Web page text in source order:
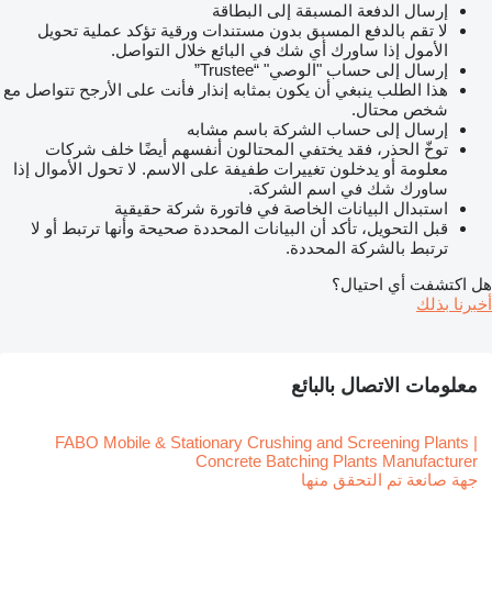
إرسال الدفعة المسبقة إلى البطاقة
لا تقم بالدفع المسبق بدون مستندات ورقية تؤكد عملية تحويل
الأمول إذا ساورك أي شك في البائع خلال التواصل.
إرسال إلى حساب "الوصي" “Trustee”
هذا الطلب ينبغي أن يكون بمثابه إنذار فأنت على الأرجح تتواصل مع
شخص محتال.
إرسال إلى حساب الشركة باسم مشابه
توخّ الحذر، فقد يختفي المحتالون أنفسهم أيضًا خلف شركات
معلومة أو يدخلون تغييرات طفيفة على الاسم. لا تحول الأموال إذا
ساورك شك في اسم الشركة.
استبدال البيانات الخاصة في فاتورة شركة حقيقية
قبل التحويل، تأكد أن البيانات المحددة صحيحة وأنها ترتبط أو لا
ترتبط بالشركة المحددة.
هل اكتشفت أي احتيال؟
أخبرنا بذلك
معلومات الاتصال بالبائع
FABO Mobile & Stationary Crushing and Screening Plants |
Concrete Batching Plants Manufacturer
جهة صانعة تم التحقق منها